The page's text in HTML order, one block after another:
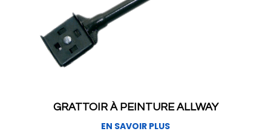
GRATTOIR À PEINTURE ALLWAY
EN SAVOIR PLUS